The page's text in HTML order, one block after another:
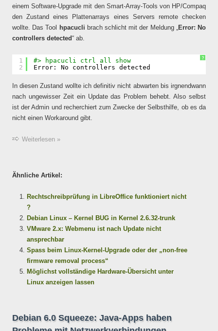
einem Software-Upgrade mit den Smart-Array-Tools von HP/Compaq
den Zustand eines Plattenarrays eines Servers remote checken
wollte. Das Tool hpacucli brach schlicht mit der Meldung „ Error: No
controllers detected“ ab.
?
1
2
#> hpacucli ctrl all show
Error: No controllers detected
In diesen Zustand wollte ich definitiv nicht abwarten bis irgnendwann
nach ungewisser Zeit ein Update das Problem behebt. Also selbst
ist der Admin und recherchiert zum Zwecke der Selbsthilfe, ob es da
nicht einen Workaround gibt.
Weiterlesen »
Ähnliche Artikel:
Rechtschreibprüfung in LibreOffice funktioniert nicht
?
Debian Linux – Kernel BUG in Kernel 2.6.32-trunk
VMware 2.x: Webmenu ist nach Update nicht
ansprechbar
Spass beim Linux-Kernel-Upgrade oder der „non-free
firmware removal process“
Möglichst vollständige Hardware-Übersicht unter
Linux anzeigen lassen
Debian 6.0 Squeeze: Java-Apps haben